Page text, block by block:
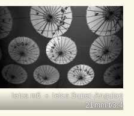
leica m6 ＋ leica Super-Angulon
21mm f/3.4